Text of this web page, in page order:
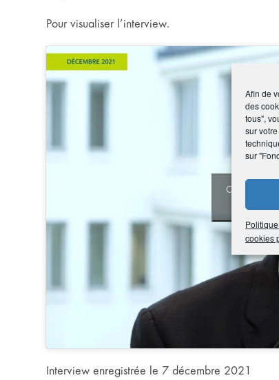
Afin de
des
tous",
sur
sur
cookies
Pour visualiser l’interview.
Cliquez pour
Interview enregistrée le 7 décembre 2021